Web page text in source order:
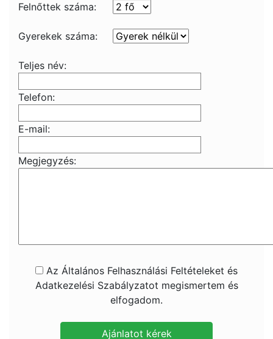
Felnőttek száma:
Gyerekek száma:
Teljes név:
Telefon:
E-mail:
Megjegyzés:
Az Általános Felhasználási Feltételeket és
Adatkezelési Szabályzatot megismertem és
elfogadom.